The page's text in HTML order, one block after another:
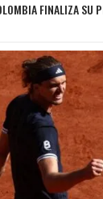
FINALIZA SU